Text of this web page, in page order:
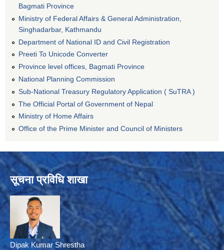
Bagmati Province
Ministry of Federal Affairs & General Administration,
Singhadarbar, Kathmandu
Department of National ID and Civil Registration
Preeti To Unicode Converter
Province level offices, Bagmati Province
National Planning Commission
Sub-National Treasury Regulatory Application ( SuTRA )
The Official Portal of Government of Nepal
Ministry of Home Affairs
Office of the Prime Minister and Council of Ministers
सूचना प्रविधि शाखा
Dipak Kumar Shrestha